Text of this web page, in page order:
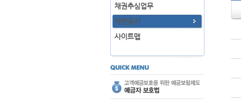
채권추심업무
약관공시
사이트맵